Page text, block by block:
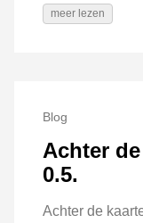
meer lezen
Blog
Achter
0.5.
Achter de